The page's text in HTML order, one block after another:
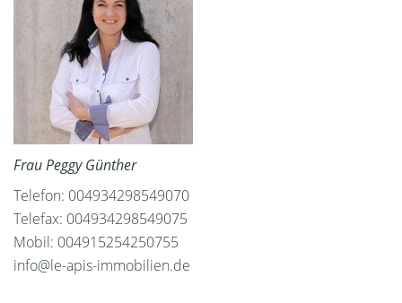
Frau Peggy Günther
Telefon: 004934298549070
Telefax: 004934298549075
Mobil: 004915254250755
info@le-apis-immobilien.de